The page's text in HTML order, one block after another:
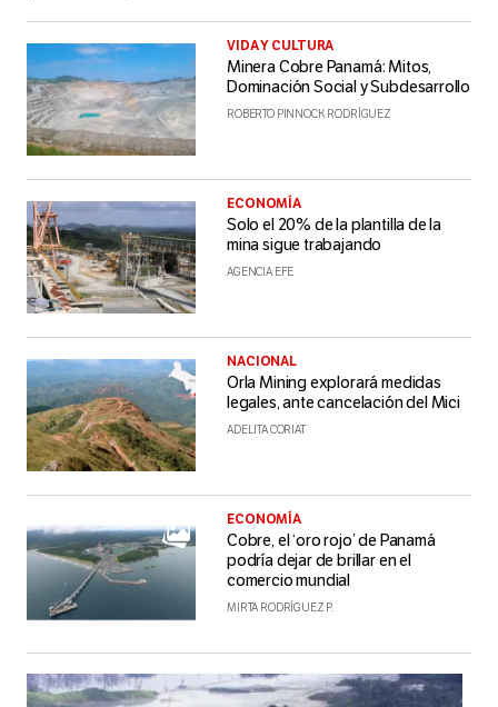
VIDA Y CULTURA
Minera Cobre Panamá: Mitos,
Dominación Social y Subdesarrollo
ROBERTO PINNOCK RODRÍGUEZ
ECONOMÍA
Solo el 20% de la plantilla de la
mina sigue trabajando
AGENCIA EFE
NACIONAL
Orla Mining explorará medidas
legales, ante cancelación del Mici
ADELITA CORIAT
ECONOMÍA
Cobre, el ‘oro rojo’ de Panamá
podría dejar de brillar en el
comercio mundial
MIRTA RODRÍGUEZ P.